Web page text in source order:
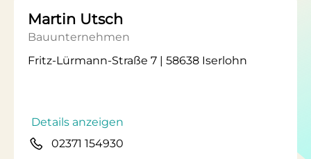
Martin Utsch
Bauunternehmen
Fritz-Lürmann-Straße 7 | 58638 Iserlohn
Details anzeigen
02371 154930